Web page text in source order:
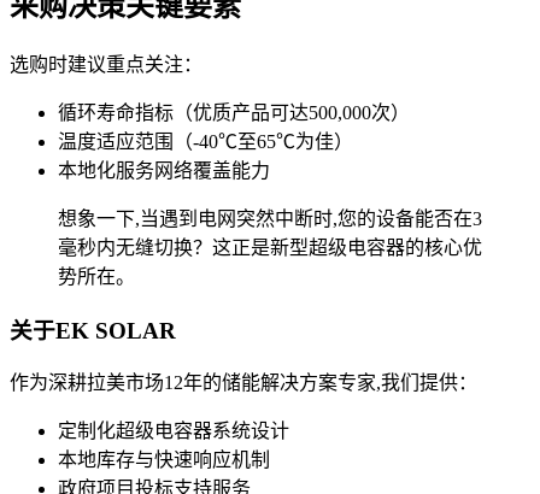
选购时建议重点关注：
循环寿命指标（优质产品可达500,000次）
温度适应范围（-40℃至65℃为佳）
本地化服务网络覆盖能力
想象一下,当遇到电网突然中断时,您的设备能否在3
毫秒内无缝切换？这正是新型超级电容器的核心优
势所在。
关于EK SOLAR
作为深耕拉美市场12年的储能解决方案专家,我们提供：
定制化超级电容器系统设计
本地库存与快速响应机制
政府项目投标支持服务